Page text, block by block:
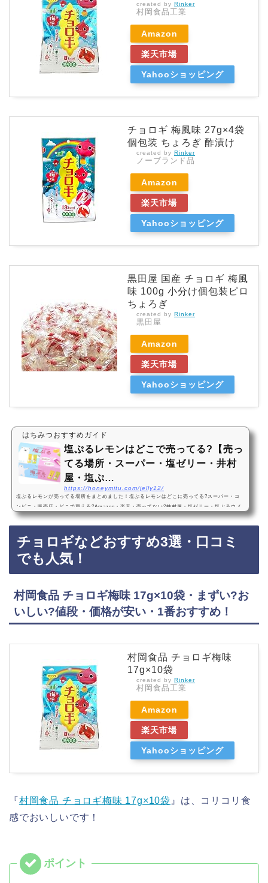
created by Rinker
村岡食品工業
Amazon
楽天市場
Yahooショッピング
チョロギ 梅風味 27g×4袋
個包装 ちょろぎ 酢漬け
created by Rinker
ノーブランド品
Amazon
楽天市場
Yahooショッピング
黒田屋 国産 チョロギ 梅風
味 100g 小分け個包装ピロ
ちょろぎ
created by Rinker
黒田屋
Amazon
楽天市場
Yahooショッピング
はちみつおすすめガイド
塩ぷるレモンはどこで売ってる?【売っ
てる場所・スーパー・塩ゼリー・井村
屋・塩ぷ…
https://honeymitu.com/jelly12/
塩ぷるレモンが売ってる場所をまとめました！塩ぷるレモンはどこに売ってる?スーパー・コ
ンビニ・販売店・どこで買える?Amazon・楽天・売ってない?井村屋・塩ゼリー・塩ぷるウメ
塩ぷるレモンは、一部のスーパーやコンビニに売っています！売ってない店も多いので、Ama
zonや楽天でも塩ぷるレモンが手軽に買えておすすめです！塩ぷるレモンなどおすすめ3選・口
コミでも人気！井村屋 塩ぷるレモン・ウメ アソート 750g(標準50本入)・値段・価格が安い・
まずい・おいしい・1番おすすめ！『井村屋 塩ぷるレモン・ウメ アソート 750g(標準50…
チョロギなどおすすめ3選・口コミ
でも人気！
村岡食品 チョロギ梅味 17g×10袋・まずい?お
いしい?値段・価格が安い・1番おすすめ！
村岡食品 チョロギ梅味
17g×10袋
created by Rinker
村岡食品工業
Amazon
楽天市場
Yahooショッピング
『村岡食品 チョロギ梅味 17g×10袋 』は、コリコリ食
感でおいしいです！